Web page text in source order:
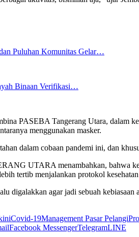
Puluhan Komunitas Gelar…
Binaan Verifikasi…
PASEBA Tangerang Utara, dalam
menggunakan masker.
dalam cobaan pandemi ini, dan
UTARA menambahkan, bahwa
tertib menjalankan protokol
digalakkan agar jadi sebuah
Covid-19Management Pasar Pelangi
Facebook MessengerTelegramLINE